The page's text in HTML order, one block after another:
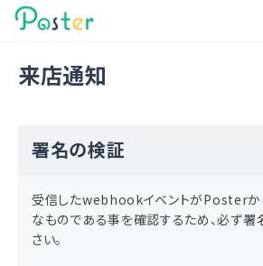
来店通知
署名の検証
受信したwebhookイベントがPosterか
なものである事を確認するため、必ず署
さい。